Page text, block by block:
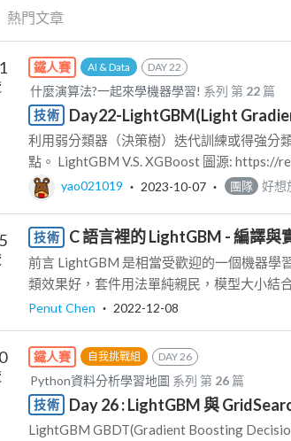
熱門文章
鐵人賽 AI & Data DAY 22
什麼演算法?一起來學機器學習! 系列 第 22 篇
技術
Day22-LightGBM(Light
利用弱分類器（決策樹）迭代訓練或得強分
點。 LightGBM V.S. XGBoost 圖源: https://
yao021019 ‧ 2023-10-07 ‧ 團隊 好想
技術 C 語言裡的 LightGBM - 編譯與
前言 LightGBM 是相當受歡迎的一個機器學
類效果好，套件用法單純親民，模型大小結
Penut Chen ‧ 2022-12-08
鐵人賽 自我挑戰組 DAY 26
Python資料分析學習地圖 系列 第 26 篇
技術
Day 26 : LightGBM 與
LightGBM GBDT(Gradient Boosting